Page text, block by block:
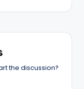
the discussion?